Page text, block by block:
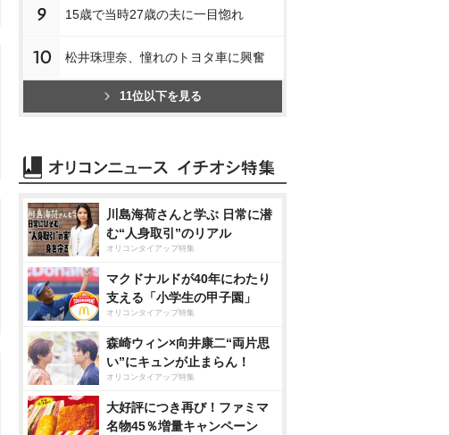
9 15歳で当時27歳の夫に一目惚れ
10 松井珠理奈、憧れのトヨタ車に興奮
11位以下を見る
川島海荷さんと学ぶ 日常に潜
む“人身取引”のリアル
オリコンタイアップ特集
マクドナルドが40年にわたり
支える「小学生の甲子園」
オリコンタイアップ特集
森崎ウィン×向井康二“両片思
い”にキュンが止まらん！
オリコンタイアップ特集
大好評につき再び！ファミマ
名物45％増量キャンペーン